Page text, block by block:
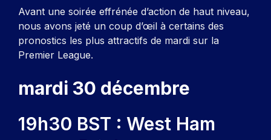
Avant une soirée effrénée d’action de haut niveau,
nous avons jeté un coup d’œil à certains des
pronostics les plus attractifs de mardi sur la
Premier League.
mardi 30 décembre
19h30 BST : West Ham